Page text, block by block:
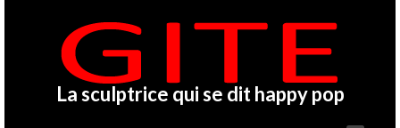
La sculptrice qui se dit happy pop